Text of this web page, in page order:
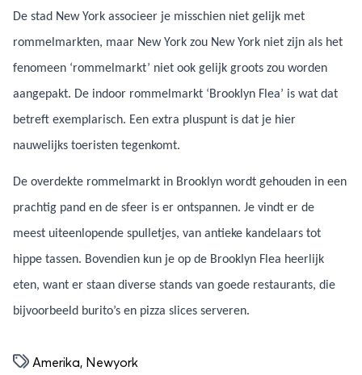
De stad New York associeer je misschien niet gelijk met
rommelmarkten, maar New York zou New York niet zijn als het
fenomeen ‘rommelmarkt’ niet ook gelijk groots zou worden
aangepakt. De indoor rommelmarkt ‘Brooklyn Flea’ is wat dat
betreft exemplarisch. Een extra pluspunt is dat je hier
nauwelijks toeristen tegenkomt.
De overdekte rommelmarkt in Brooklyn wordt gehouden in een
prachtig pand en de sfeer is er ontspannen. Je vindt er de
meest uiteenlopende spulletjes, van antieke kandelaars tot
hippe tassen. Bovendien kun je op de Brooklyn Flea heerlijk
eten, want er staan diverse stands van goede restaurants, die
bijvoorbeeld burito’s en pizza slices serveren.
Amerika, Newyork